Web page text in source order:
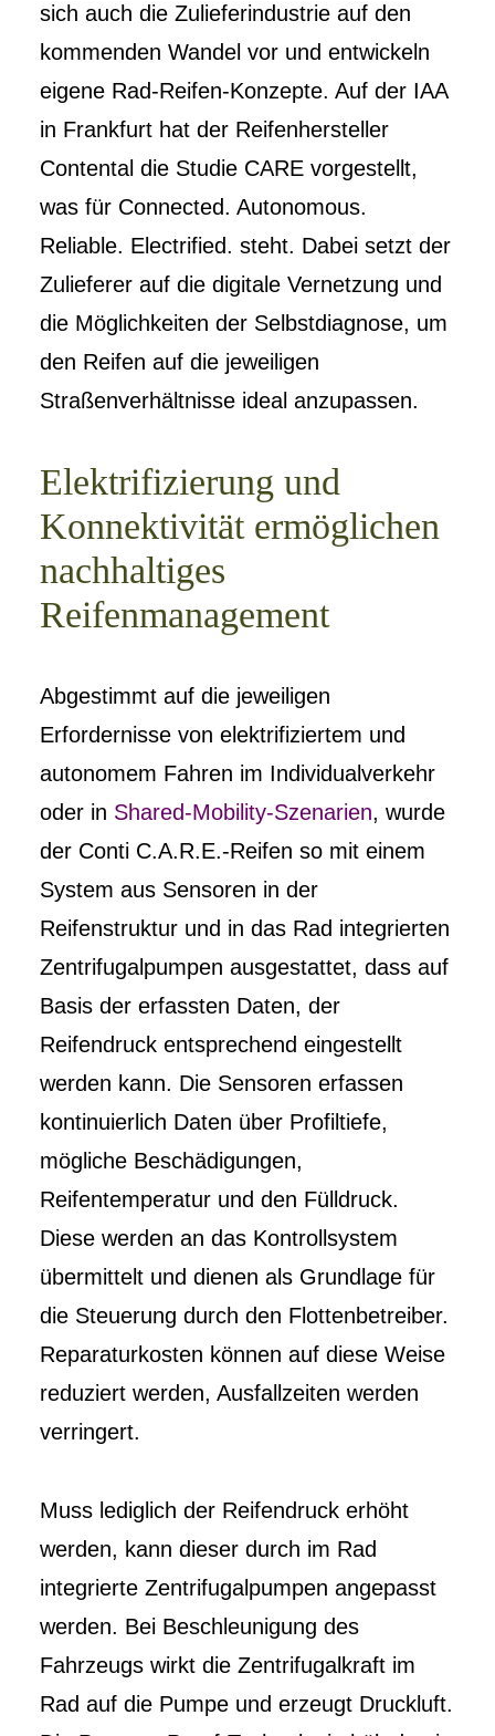
sich auch die Zulieferindustrie auf den
kommenden Wandel vor und entwickeln
eigene Rad-Reifen-Konzepte. Auf der IAA
in Frankfurt hat der Reifenhersteller
Contental die Studie CARE vorgestellt,
was für Connected. Autonomous.
Reliable. Electrified. steht. Dabei setzt der
Zulieferer auf die digitale Vernetzung und
die Möglichkeiten der Selbstdiagnose, um
den Reifen auf die jeweiligen
Straßenverhältnisse ideal anzupassen.
Elektrifizierung und
Konnektivität ermöglichen
nachhaltiges
Reifenmanagement
Abgestimmt auf die jeweiligen
Erfordernisse von elektrifiziertem und
autonomem Fahren im Individualverkehr
oder in Shared-Mobility-Szenarien, wurde
der Conti C.A.R.E.-Reifen so mit einem
System aus Sensoren in der
Reifenstruktur und in das Rad integrierten
Zentrifugalpumpen ausgestattet, dass auf
Basis der erfassten Daten, der
Reifendruck entsprechend eingestellt
werden kann. Die Sensoren erfassen
kontinuierlich Daten über Profiltiefe,
mögliche Beschädigungen,
Reifentemperatur und den Fülldruck.
Diese werden an das Kontrollsystem
übermittelt und dienen als Grundlage für
die Steuerung durch den Flottenbetreiber.
Reparaturkosten können auf diese Weise
reduziert werden, Ausfallzeiten werden
verringert.
Muss lediglich der Reifendruck erhöht
werden, kann dieser durch im Rad
integrierte Zentrifugalpumpen angepasst
werden. Bei Beschleunigung des
Fahrzeugs wirkt die Zentrifugalkraft im
Rad auf die Pumpe und erzeugt Druckluft.